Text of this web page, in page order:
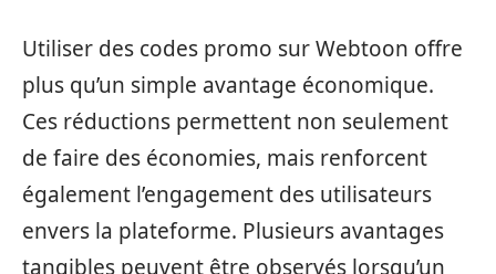
Utiliser des codes promo sur Webtoon offre
plus qu’un simple avantage économique.
Ces réductions permettent non seulement
de faire des économies, mais renforcent
également l’engagement des utilisateurs
envers la plateforme. Plusieurs avantages
tangibles peuvent être observés lorsqu’un